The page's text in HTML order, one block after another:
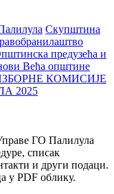
Скупштина
предузећа и
Већа општине
КОМИСИЈЕ
2025
ГО Палилула
списак
и други подаци.
у PDF облику.